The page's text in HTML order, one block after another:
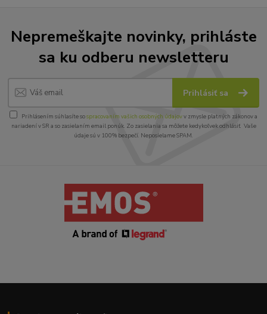
Nepremeškajte novinky, prihláste
sa ku odberu newsletteru
Prihlásiť sa
Prihlásením súhlasíte sospracovaním vašich osobných údajovv zmysle platných zákonov a
nariadení v SR a so zasielaním email ponúk. Zo zasielania sa môžete kedykoľvek odhlásiť. Vaše
údaje sú v 100% bezpečí. Neposielame SPAM.